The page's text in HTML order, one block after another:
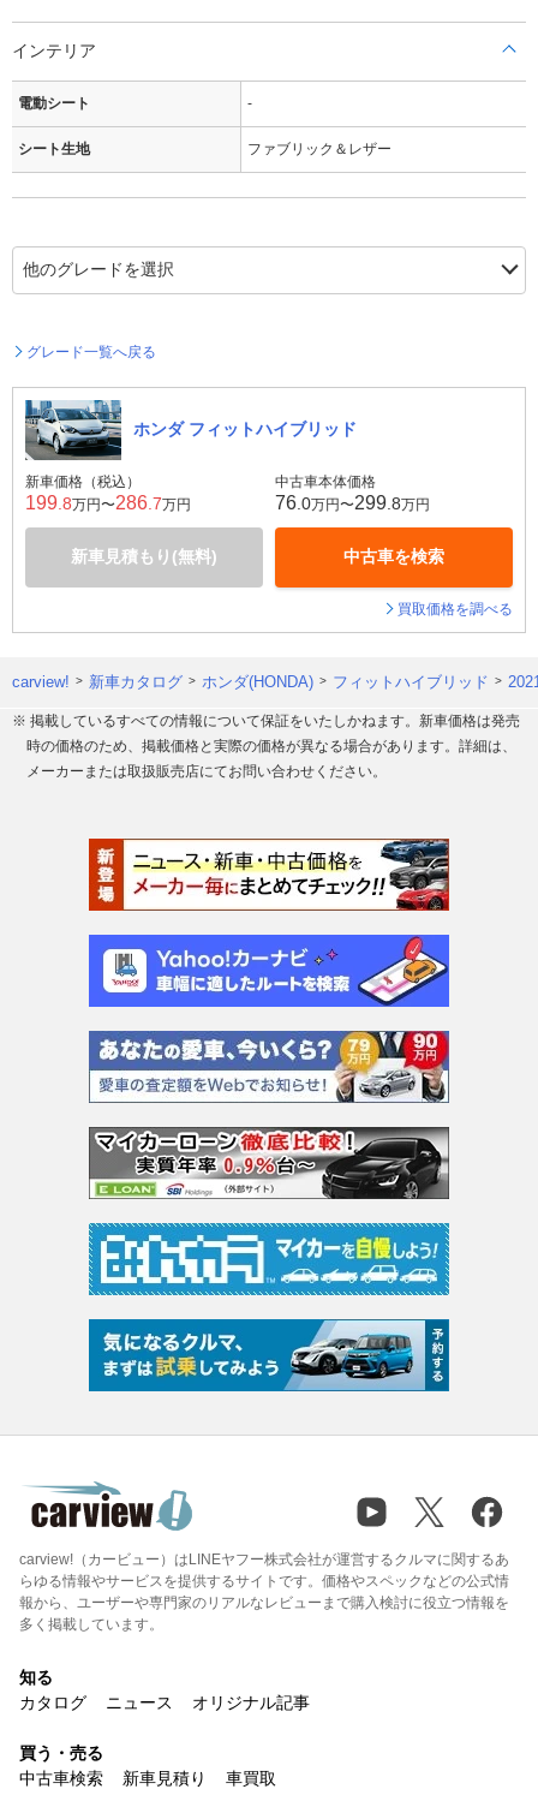
インテリア
電動シート -
シート生地 ファブリック＆レザー
グレード一覧へ戻る
ホンダ フィットハイブリッド
新車価格（税込）
199 .8万円〜286 .7万円
新車見積もり(無料)
中古車本体価格
76 .0万円〜299 .8万円
中古車を検索
買取価格を調べる
carview! 新車カタログ ホンダ(HONDA) フィットハイブリッド
※ 掲載しているすべての情報について保証をいたしかねます。新車価格は発売
時の価格のため、掲載価格と実際の価格が異なる場合があります。詳細は、
メーカーまたは取扱販売店にてお問い合わせください。
carview!（カービュー）はLINEヤフー株式会社が運営するクルマに関するあ
らゆる情報やサービスを提供するサイトです。価格やスペックなどの公式情
報から、ユーザーや専門家のリアルなレビューまで購入検討に役立つ情報を
多く掲載しています。
知る
カタログ
ニュース オリジナル記事
買う・売る
中古車検索
新車見積り 車買取